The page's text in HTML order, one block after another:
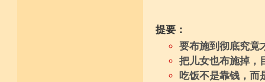
提要：
要布施到彻底究竟
把儿女也布施掉，
吃饭不是靠钱，而